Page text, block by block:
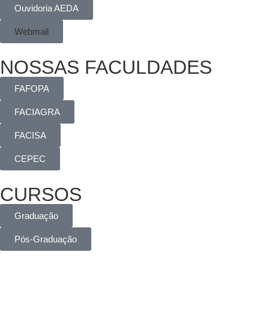
Ouvidoria AEDA
Webmail
NOSSAS FACULDADES
FAFOPA
FACIAGRA
FACISA
CEPEC
CURSOS
Graduação
Pós-Graduação